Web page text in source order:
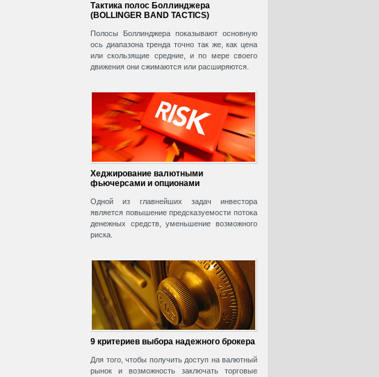
Тактика полос Боллинджера
(BOLLINGER BAND TACTICS)
Полосы Боллинджера показывают основную
ось диапазона тренда точно так же, как цена
или скользящие средние, и по мере своего
движения они сжимаются или расширяются.
Хеджирование валютными
фьючерсами и опционами
Одной из главнейших задач инвестора
является повышение предсказуемости потока
денежных средств, уменьшение возможного
риска.
9 критериев выбора надежного брокера
Для того, чтобы получить доступ на валютный
рынок и возможность заключать торговые